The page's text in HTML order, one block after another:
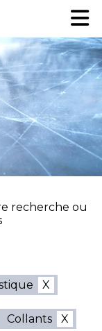
recherche ou
Collants